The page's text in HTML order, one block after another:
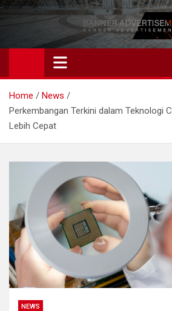
Kabar Trust
Terus Berkabar Kabar Trust
Home
News
Perkembangan Terkini dalam Teknologi
Lebih Cepat
NEWS